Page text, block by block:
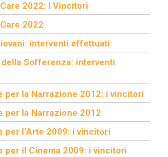
2022: I Vincitori
2022
interventi effettuati
Sofferenza: interventi
per la Narrazione 2012: i vincitori
per la Narrazione 2012
per l’Arte 2009: i vincitori
per il Cinema 2009: i vincitori